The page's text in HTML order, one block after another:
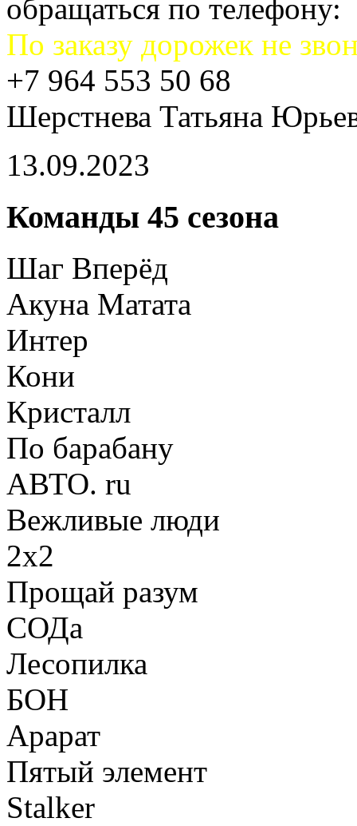
обращаться по телефону:
По заказу дорожек не
+7 964 553 50 68
Шерстнева Татьяна
13.09.2023
Команды 45 сезона
Шаг Вперёд
Акуна Матата
Интер
Кони
Кристалл
По барабану
АВТО. ru
Вежливые люди
2х2
Прощай разум
СОДа
Лесопилка
БОН
Арарат
Пятый элемент
Stalker